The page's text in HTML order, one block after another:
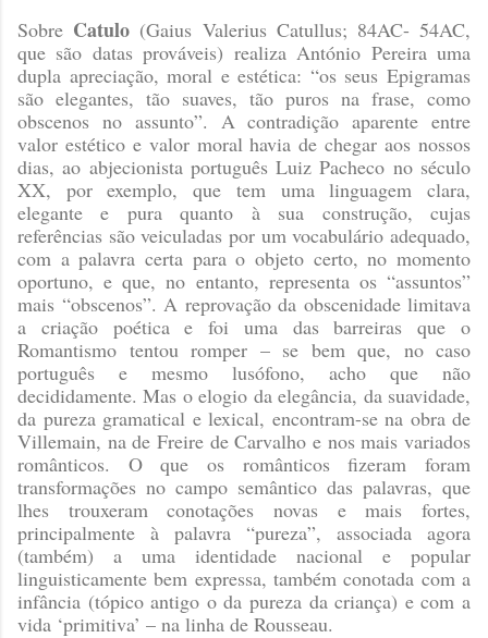
Sobre Catulo (Gaius Valerius Catullus; 84AC- 54AC,
que são datas prováveis) realiza António Pereira uma
dupla apreciação, moral e estética: “os seus Epigramas
são elegantes, tão suaves, tão puros na frase, como
obscenos no assunto”. A contradição aparente entre
valor estético e valor moral havia de chegar aos nossos
dias, ao abjecionista português Luiz Pacheco no século
XX, por exemplo, que tem uma linguagem clara,
elegante e pura quanto à sua construção, cujas
referências são veiculadas por um vocabulário adequado,
com a palavra certa para o objeto certo, no momento
oportuno, e que, no entanto, representa os “assuntos”
mais “obscenos”. A reprovação da obscenidade limitava
a criação poética e foi uma das barreiras que o
Romantismo tentou romper – se bem que, no caso
português e mesmo lusófono, acho que não
decididamente. Mas o elogio da elegância, da suavidade,
da pureza gramatical e lexical, encontram-se na obra de
Villemain, na de Freire de Carvalho e nos mais variados
românticos. O que os românticos fizeram foram
transformações no campo semântico das palavras, que
lhes trouxeram conotações novas e mais fortes,
principalmente à palavra “pureza”, associada agora
(também) a uma identidade nacional e popular
linguisticamente bem expressa, também conotada com a
infância (tópico antigo o da pureza da criança) e com a
vida ‘primitiva’ – na linha de Rousseau.